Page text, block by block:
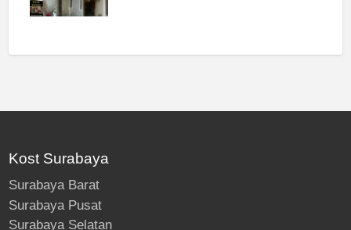
Kost Surabaya
Surabaya Barat
Surabaya Pusat
Surabaya Selatan